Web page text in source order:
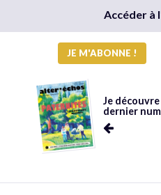
Accéder à
JE M'ABONNE !
Je
dernier